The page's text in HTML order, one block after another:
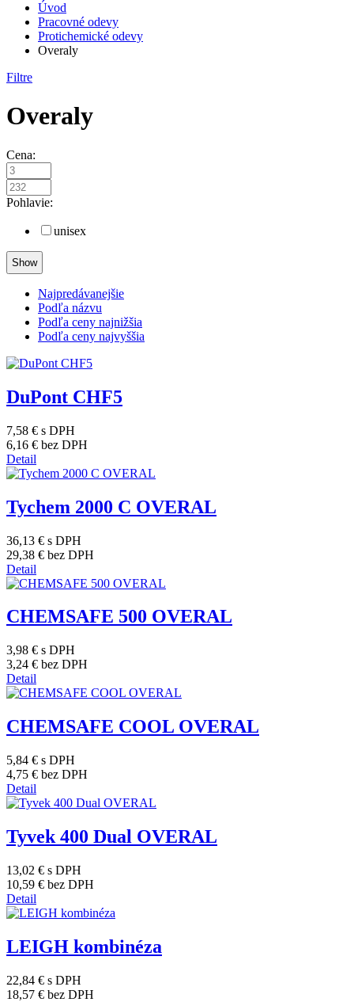
Úvod
Pracovné odevy
Protichemické odevy
Overaly
Filtre
Overaly
Cena:
Pohlavie:
unisex
Najpredávanejšie
Podľa názvu
Podľa ceny najnižšia
Podľa ceny najvyššia
DuPont CHF5
7,58 € s DPH
6,16 € bez DPH
Detail
Tychem 2000 C OVERAL
36,13 € s DPH
29,38 € bez DPH
Detail
CHEMSAFE 500 OVERAL
3,98 € s DPH
3,24 € bez DPH
Detail
CHEMSAFE COOL OVERAL
5,84 € s DPH
4,75 € bez DPH
Detail
Tyvek 400 Dual OVERAL
13,02 € s DPH
10,59 € bez DPH
Detail
LEIGH kombinéza
22,84 € s DPH
18,57 € bez DPH